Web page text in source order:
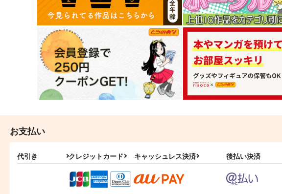
お支払い
代引き クレジットカード キャッシュレス決済 後払い決済